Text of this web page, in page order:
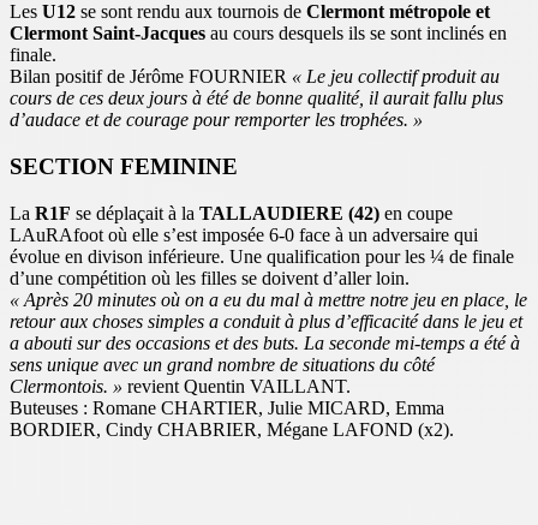
Les U12 se sont rendu aux tournois de Clermont métropole et
Clermont Saint-Jacques au cours desquels ils se sont inclinés en
finale.
Bilan positif de Jérôme FOURNIER « Le jeu collectif produit au
cours de ces deux jours à été de bonne qualité, il aurait fallu plus
d’audace et de courage pour remporter les trophées. »
SECTION FEMININE
La R1F se déplaçait à la TALLAUDIERE (42) en coupe
LAuRAfoot où elle s’est imposée 6-0 face à un adversaire qui
évolue en divison inférieure. Une qualification pour les ¼ de finale
d’une compétition où les filles se doivent d’aller loin.
« Après 20 minutes où on a eu du mal à mettre notre jeu en place, le
retour aux choses simples a conduit à plus d’efficacité dans le jeu et
a abouti sur des occasions et des buts. La seconde mi-temps a été à
sens unique avec un grand nombre de situations du côté
Clermontois. » revient Quentin VAILLANT.
Buteuses : Romane CHARTIER, Julie MICARD, Emma
BORDIER, Cindy CHABRIER, Mégane LAFOND (x2).